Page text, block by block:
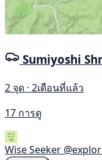
Sumiyoshi
2 จุด · 2เดือนที่แล้ว
17 การดู
Wise Seeker